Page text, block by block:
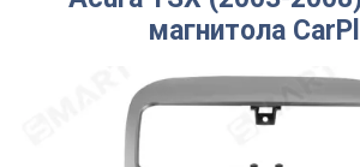
магнитола